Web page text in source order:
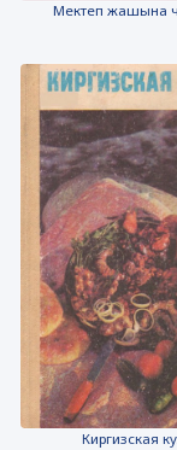
Мектеп жашына
Киргизская